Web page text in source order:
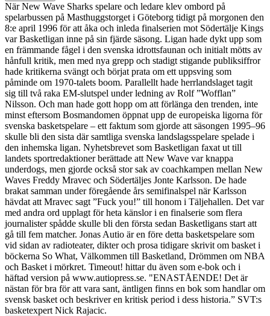
När New Wave Sharks spelare och ledare klev ombord på
spelarbussen på Masthuggstorget i Göteborg tidigt på morgonen den
8:e april 1996 för att åka och inleda finalserien mot Södertälje Kings
var Basketligan inne på sin fjärde säsong. Ligan hade dykt upp som
en främmande fågel i den svenska idrottsfaunan och initialt mötts av
hånfull kritik, men med nya grepp och stadigt stigande publiksiffror
hade kritikerna svängt och börjat prata om ett uppsving som
påminde om 1970-talets boom. Parallellt hade herrlandslaget tagit
sig till två raka EM-slutspel under ledning av Rolf ”Wofflan”
Nilsson. Och man hade gott hopp om att förlänga den trenden, inte
minst eftersom Bosmandomen öppnat upp de europeiska ligorna för
svenska basketspelare – ett faktum som gjorde att säsongen 1995–96
skulle bli den sista där samtliga svenska landslagsspelare spelade i
den inhemska ligan. Nyhetsbrevet som Basketligan faxat ut till
landets sportredaktioner berättade att New Wave var knappa
underdogs, men gjorde också stor sak av coachkampen mellan New
Waves Freddy Mravec och Södertäljes Jonte Karlsson. De hade
brakat samman under föregående års semifinalspel när Karlsson
hävdat att Mravec sagt ”Fuck you!” till honom i Täljehallen. Det var
med andra ord upplagt för heta känslor i en finalserie som flera
journalister spådde skulle bli den första sedan Basketligans start att
gå till fem matcher. Jonas Autio är en före detta basketspelare som
vid sidan av radioteater, dikter och prosa tidigare skrivit om basket i
böckerna So What, Välkommen till Basketland, Drömmen om NBA
och Basket i mörkret. Timeout! hittar du även som e-bok och i
häftad version på www.autiopress.se. "ENASTÅENDE! Det är
nästan för bra för att vara sant, äntligen finns en bok som handlar om
svensk basket och beskriver en kritisk period i dess historia.” SVT:s
basketexpert Nick Rajacic.